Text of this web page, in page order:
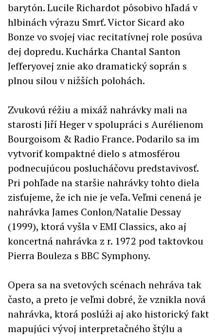
barytón. Lucile Richardot pôsobivo hľadá v
hlbinách výrazu Smrť. Victor Sicard ako
Bonze vo svojej viac recitatívnej role posúva
dej dopredu. Kuchárka Chantal Santon
Jefferyovej znie ako dramatický soprán s
plnou silou v nižších polohách.
Zvukovú réžiu a mixáž nahrávky mali na
starosti Jiří Heger v spolupráci s Aurélienom
Bourgoisom & Radio France. Podarilo sa im
vytvoriť kompaktné dielo s atmosférou
podnecujúcou poslucháčovu predstavivosť.
Pri pohľade na staršie nahrávky tohto diela
zisťujeme, že ich nie je veľa. Veľmi cenená je
nahrávka James Conlon/Natalie Dessay
(1999), ktorá vyšla v EMI Classics, ako aj
koncertná nahrávka z r. 1972 pod taktovkou
Pierra Bouleza s BBC Symphony.
Opera sa na svetových scénach nehráva tak
často, a preto je veľmi dobré, že vznikla nová
nahrávka, ktorá poslúži aj ako historický fakt
mapujúci vývoj interpretačného štýlu a